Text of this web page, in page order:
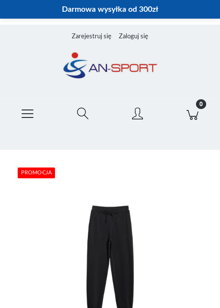
Darmowa wysyłka od 300zł
Zarejestruj się Zaloguj się
PROMOCJA